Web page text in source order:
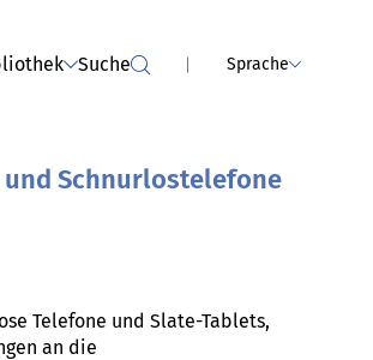
Suche Sprache
stattgefunden)
Schnurlostelefone
Telefone und Slate-Tablets,
an die